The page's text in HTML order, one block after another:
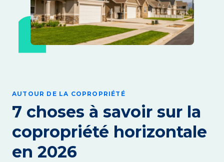
AUTOUR DE LA COPROPRIÉTÉ
7 choses à savoir sur la
copropriété horizontale
en 2026